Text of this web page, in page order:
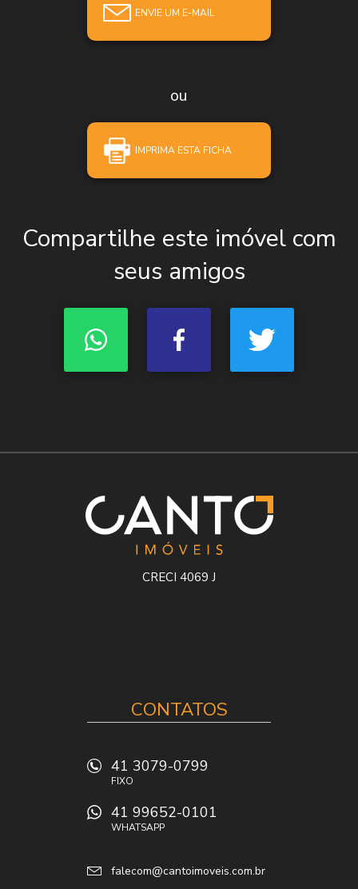
ENVIE UM E-MAIL
ou
IMPRIMA ESTA FICHA
Compartilhe este imóvel com
seus amigos
CRECI 4069 J
CONTATOS
41 3079-0799
FIXO
41 99652-0101
WHATSAPP
falecom@cantoimoveis.com.br